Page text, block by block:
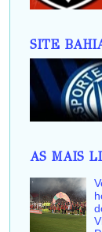
SITE
AS MAIS